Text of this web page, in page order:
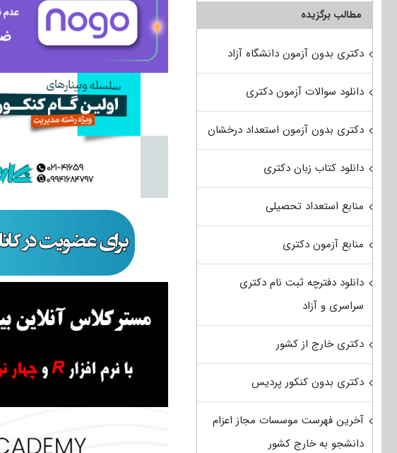
مطالب برگزیده
دکتری بدون آزمون دانشگاه آزاد
دانلود سوالات آزمون دکتری
دکتری بدون آزمون استعداد درخشان
دانلود کتاب زبان دکتری
منابع استعداد تحصیلی
منابع آزمون دکتری
دانلود دفترچه ثبت نام دکتری
سراسری و آزاد
دکتری خارج از کشور
دکتری بدون کنکور پردیس
آخرین فهرست موسسات مجاز اعزام
دانشجو به خارج کشور